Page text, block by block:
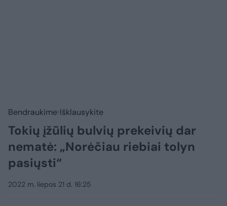
Bendraukime Išklausykite
Tokių įžūlių bulvių prekeivių dar
nematė: „Norėčiau riebiai tolyn
pasiųsti“
2022 m. liepos 21 d. 16:25